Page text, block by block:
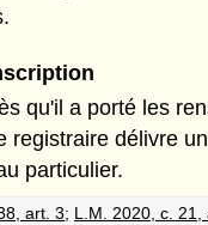
qu'il a porté les
registraire délivre
particulier.
art. 3; L.M. 2020, c. 21,